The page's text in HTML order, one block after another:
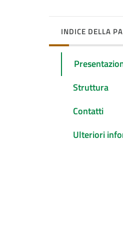
INDICE DELLA
Struttura
Contatti
Ulteriori